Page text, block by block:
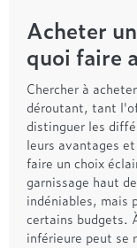
Acheter
quoi faire
Chercher à
déroutant, tant
distinguer les
leurs avantages
faire un choix
garnissage haut
indéniables, mais
certains budgets.
inférieure peut se